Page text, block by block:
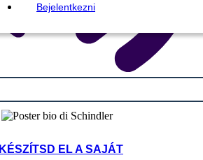
Bejelentkezni
KÉSZÍTSD EL A SAJÁT